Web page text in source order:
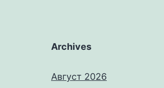
Archives
Август 2026